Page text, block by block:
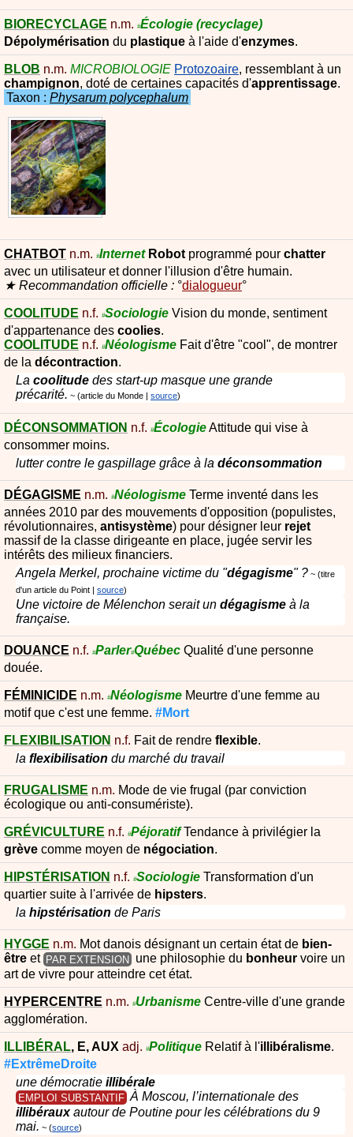
BIORECYCLAGE n.m. #Écologie (recyclage)
Dépolymérisation du plastique à l'aide d'enzymes.
BLOB n.m. MICROBIOLOGIE Protozoaire, ressemblant à un
champignon, doté de certaines capacités d'apprentissage.
Taxon : Physarum polycephalum
CHATBOT n.m. #Internet Robot programmé pour chatter
avec un utilisateur et donner l'illusion d'être humain.
Recommandation officielle : dialogueur
COOLITUDE n.f. #Sociologie Vision du monde, sentiment
d'appartenance des coolies.
COOLITUDE n.f. #Néologisme Fait d'être "cool", de montrer
de la décontraction.
La coolitude des start-up masque une grande
précarité.
article du Monde source
DÉCONSOMMATION n.f. #ÉcologieAttitude qui vise à
consommer moins.
lutter contre le gaspillage grâce à la déconsommation
DÉGAGISME n.m. #Néologisme Terme inventé dans les
années 2010 par des mouvements d'opposition (populistes,
révolutionnaires, antisystème) pour désigner leur rejet
massif de la classe dirigeante en place, jugée servir les
intérêts des milieux financiers.
Angela Merkel, prochaine victime du "dégagisme" ?
titre
d'un article du Point
source
Une victoire de Mélenchon serait un dégagisme à la
française.
DOUANCE n.f. #Parler#Québec Qualité d'une personne
douée.
FÉMINICIDE n.m. #Néologisme Meurtre d'une femme au
motif que c'est une femme. #Mort
FLEXIBILISATION n.f. Fait de rendre flexible.
la flexibilisation du marché du travail
FRUGALISME n.m. Mode de vie frugal (par conviction
écologique ou anti-consumériste).
GRÉVICULTURE n.f. #Péjoratif Tendance à privilégier la
grève comme moyen de négociation.
HIPSTÉRISATION n.f. #Sociologie Transformation d'un
quartier suite à l'arrivée de hipsters.
la hipstérisation de Paris
HYGGE n.m. Mot danois désignant un certain état de bien-
être et PAR EXTENSION une philosophie du bonheur voire un
art de vivre pour atteindre cet état.
HYPERCENTRE n.m. #Urbanisme Centre-ville d'une grande
agglomération.
ILLIBÉRAL, E,AUX adj. #Politique Relatif à l'illibéralisme.
#ExtrêmeDroite
une démocratie illibérale
EMPLOI SUBSTANTIF À Moscou, l’internationale des
illibérauxautour de Poutine pour les célébrations du 9
mai.
source